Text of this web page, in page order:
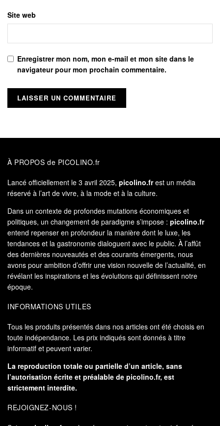
Site web
Enregistrer mon nom, mon e-mail et mon site dans le
navigateur pour mon prochain commentaire.
À PROPOS de PICOLINO.fr
Lancé officiellement le 3 avril 2025, picolino.frest un média
réservé à l’art de vivre, à la mode et à la culture.
Dans un contexte de profondes mutations économiques et
politiques, un changement de paradigme s’impose : picolino.fr
entend repenser en profondeur la manière dont le luxe, les
tendances et la gastronomie dialoguent avec le public. À l’affût
des dernières nouveautés et des courants émergents, nous
avons pour ambition d’offrir une vision nouvelle de l’actualité, en
révélant les inspirations et les évolutions qui définissent notre
époque.
INFORMATIONS UTILES
Tous les produits présentés dans nos articles ont été choisis en
toute indépendance. Les prix indiqués sont donnés à titre
informatif et peuvent varier.
La reproduction totale ou partielle d’un article, sans
l’autorisation écrite et préalable de picolino.fr, est
strictement interdite.
REJOIGNEZ-NOUS !